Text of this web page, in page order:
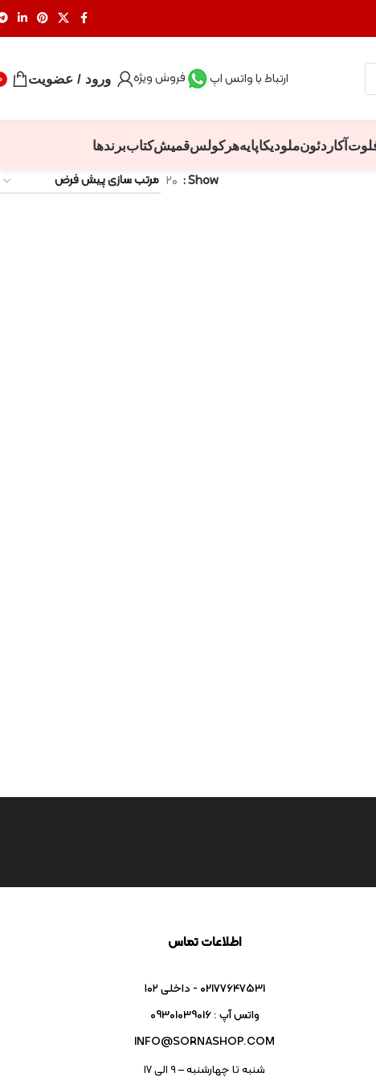
ارتباط با واتس اپ فروش ویژه ورود / عضویت
آکاردئونملودیکاپایههرکولسقمیشکتاببرندها
Show ۲۰
اطلاعات تماس
02177647531 - داخلی ۱۰۲
واتس آپ : 09301039016
INFO@SORNASHOP.COM
شنبه تا چهارشنبه – ۹ الی 17